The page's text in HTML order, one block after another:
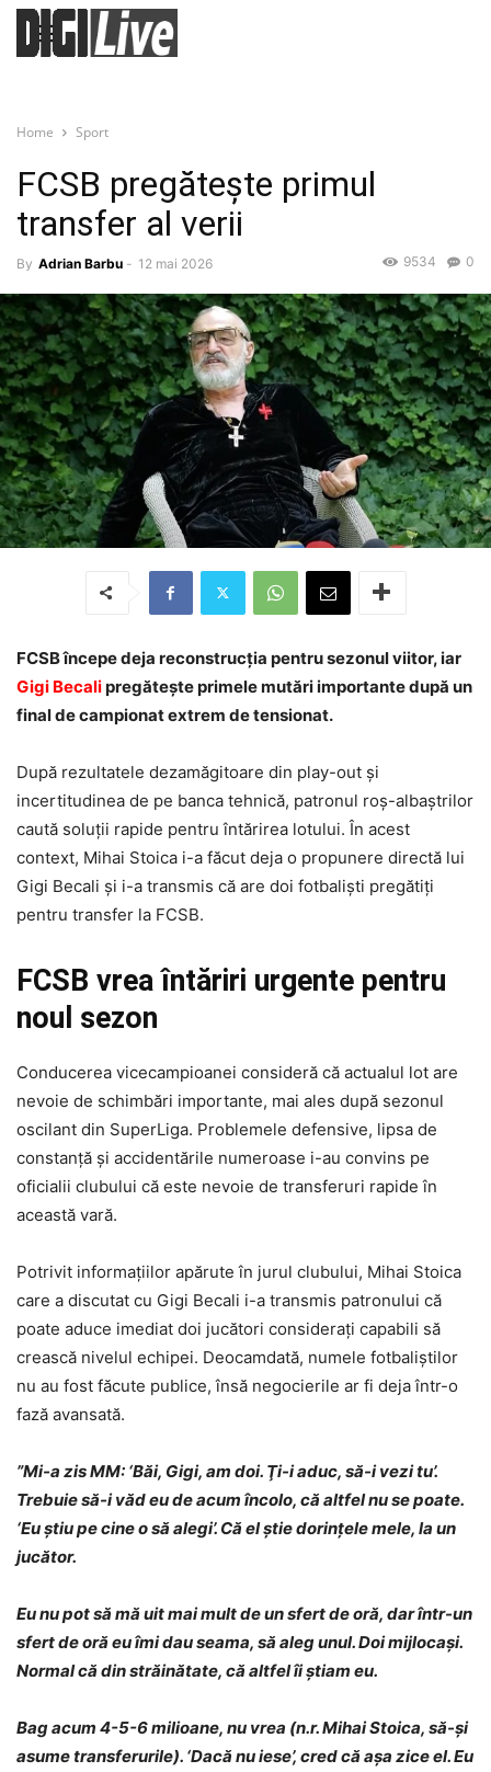
Home Sport
FCSB pregătește primul
transfer al verii
By Adrian Barbu - 12 mai 2026 0
9534
FCSB începe deja reconstrucția pentru sezonul viitor, iar
Gigi Becalipregătește primele mutări importante după un
final de campionat extrem de tensionat.
După rezultatele dezamăgitoare din play-out și
incertitudinea de pe banca tehnică, patronul roș-albaștrilor
caută soluții rapide pentru întărirea lotului. În acest
context, Mihai Stoica i-a făcut deja o propunere directă lui
Gigi Becali și i-a transmis că are doi fotbaliști pregătiți
pentru transfer la FCSB.
FCSB vrea întăriri urgente pentru
noul sezon
Conducerea vicecampioanei consideră că actualul lot are
nevoie de schimbări importante, mai ales după sezonul
oscilant din SuperLiga. Problemele defensive, lipsa de
constanță și accidentările numeroase i-au convins pe
oficialii clubului că este nevoie de transferuri rapide în
această vară.
Potrivit informațiilor apărute în jurul clubului, Mihai Stoica
care a discutat cu Gigi Becali i-a transmis patronului că
poate aduce imediat doi jucători considerați capabili să
crească nivelul echipei. Deocamdată, numele fotbaliștilor
nu au fost făcute publice, însă negocierile ar fi deja într-o
fază avansată.
”Mi-a zis MM: ‘Băi, Gigi, am doi. Ţi-i aduc, să-i vezi tu’.
Trebuie să-i văd eu de acum încolo, că altfel nu se poate.
‘Eu ştiu pe cine o să alegi’. Că el ştie dorinţele mele, la un
jucător.
Eu nu pot să mă uit mai mult de un sfert de oră, dar într-un
sfert de oră eu îmi dau seama, să aleg unul. Doi mijlocaşi.
Normal că din străinătate, că altfel îi ştiam eu.
Bag acum 4-5-6 milioane, nu vrea (n.r. Mihai Stoica, să-şi
asume transferurile). ‘Dacă nu iese’, cred că aşa zice el. Eu